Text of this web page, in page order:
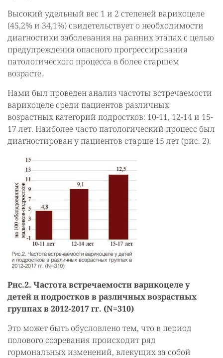
Высокий удельный вес 1 и 2 степеней варикоцеле
(45,2% и 34,1%) свидетельствует о необходимости
диагностики заболевания на ранних этапах с целью
предупреждения опасного прогрессирования
патологического процесса в более старшем
возрасте.
Нами был проведен анализ частоты встречаемости
варикоцеле среди пациентов различных
возрастных категорий подростков: 10-11, 12-14 и 15-
17 лет. Наиболее часто патологический процесс был
диагностирован у пациентов старше 15 лет (рис. 2).
Рис.2. Частота встречаемости варикоцеле у
детей и подростков в различных возрастных
группах в 2012-2017 гг. (N=310)
Это может быть обусловлено тем, что в период
полового созревания происходит ряд
гормональных изменений, влекущих за собой